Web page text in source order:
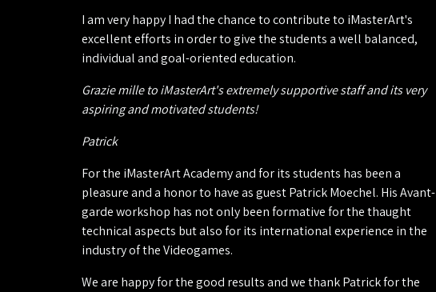
I am very happy I had the chance to contribute to iMasterArt's
excellent efforts in order to give the students a well balanced,
individual and goal-oriented education.
Grazie mille to iMasterArt's extremely supportive staff and its very
aspiring and motivated students!
Patrick
For the iMasterArt Academy and for its students has been a
pleasure and a honor to have as guest Patrick Moechel. His Avant-
garde workshop has not only been formative for the thaught
technical aspects but also for its international experience in the
industry of the Videogames.
We are happy for the good results and we thank Patrick for the